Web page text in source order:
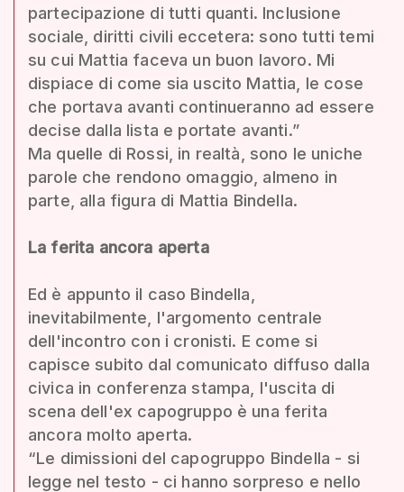
partecipazione di tutti quanti. Inclusione
sociale, diritti civili eccetera: sono tutti temi
su cui Mattia faceva un buon lavoro. Mi
dispiace di come sia uscito Mattia, le cose
che portava avanti continueranno ad essere
decise dalla lista e portate avanti.”
Ma quelle di Rossi, in realtà, sono le uniche
parole che rendono omaggio, almeno in
parte, alla figura di Mattia Bindella.
La ferita ancora aperta
Ed è appunto il caso Bindella,
inevitabilmente, l'argomento centrale
dell'incontro con i cronisti. E come si
capisce subito dal comunicato diffuso dalla
civica in conferenza stampa, l'uscita di
scena dell'ex capogruppo è una ferita
ancora molto aperta.
“Le dimissioni del capogruppo Bindella - si
legge nel testo - ci hanno sorpreso e nello